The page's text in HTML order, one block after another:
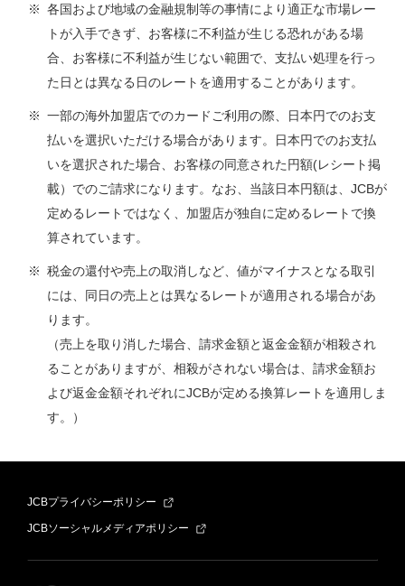
各国および地域の金融規制等の事情により適正な市場レー
トが入手できず、お客様に不利益が生じる恐れがある場
合、お客様に不利益が生じない範囲で、支払い処理を行っ
た日とは異なる日のレートを適用することがあります。
一部の海外加盟店でのカードご利用の際、日本円でのお支
払いを選択いただける場合があります。日本円でのお支払
いを選択された場合、お客様の同意された円額(レシート掲
載）でのご請求になります。なお、当該日本円額は、JCBが
定めるレートではなく、加盟店が独自に定めるレートで換
算されています。
税金の還付や売上の取消しなど、値がマイナスとなる取引
には、同日の売上とは異なるレートが適用される場合があ
ります。
（売上を取り消した場合、請求金額と返金金額が相殺され
ることがありますが、相殺がされない場合は、請求金額お
よび返金金額それぞれにJCBが定める換算レートを適用しま
す。）
JCBプライバシーポリシー
JCBソーシャルメディアポリシー